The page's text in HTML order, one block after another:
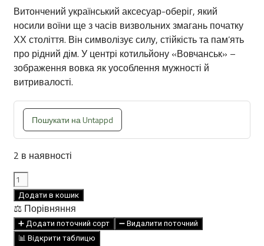
1,000 ₴.800 ₴.
Витончений український аксесуар-оберіг, який
носили воїни ще з часів визвольних змагань початку
ХХ століття. Він символізує силу, стійкість та пам’ять
про рідний дім. У центрі котильйону «Вовчанськ» –
зображення вовка як уособлення мужності й
витривалості.
Пошукати на Untappd
2 в наявності
Котильйон
"Вовчанськ"
кількість
Додати в кошик
⚖️ Порівняння
➕ Додати поточний сорт
➖ Видалити поточний
📊 Відкрити таблицю